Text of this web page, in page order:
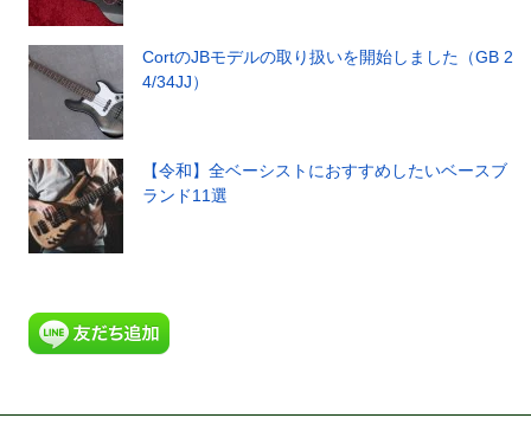
CortのJBモデルの取り扱いを開始しました（GB 2
4/34JJ）
【令和】全ベーシストにおすすめしたいベースブ
ランド11選